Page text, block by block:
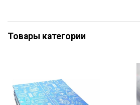
Товары категории